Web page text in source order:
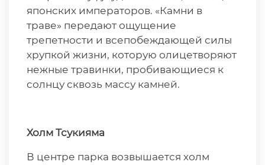
японских императоров. «Камни в
траве» передают ощущение
трепетности и всепобеждающей силы
хрупкой жизни, которую олицетворяют
нежные травинки, пробивающиеся к
солнцу сквозь массу камней.
Холм Тсукияма
В центре парка возвышается холм